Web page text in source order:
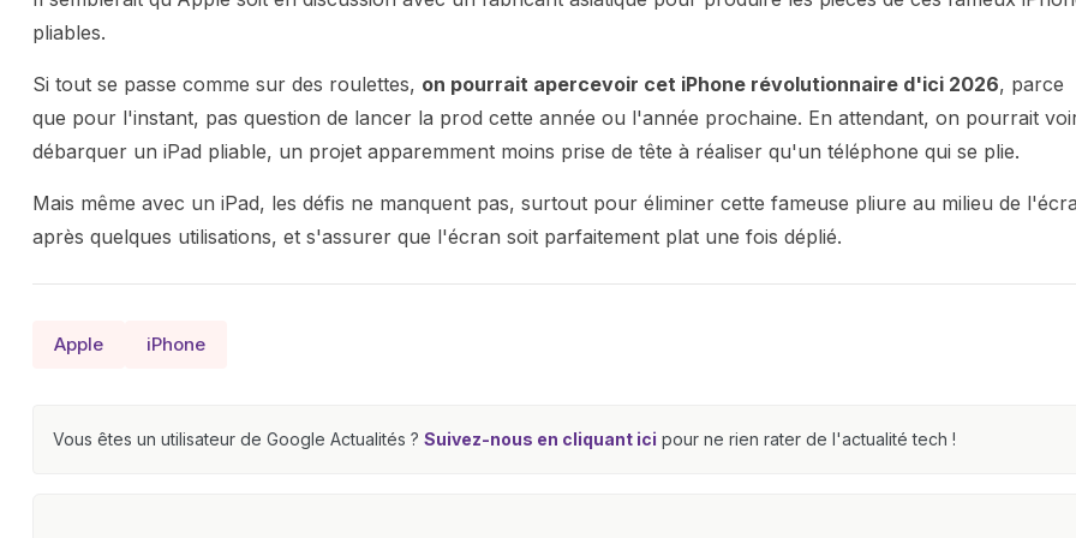
pliables.
Si tout se passe comme sur des roulettes, on pourrait apercevoir cet iPhone révolutionnaire d'ici 2026, parce
que pour l'instant, pas question de lancer la prod cette année ou l'année prochaine. En attendant, on pourrait
débarquer un iPad pliable, un projet apparemment moins prise de tête à réaliser qu'un téléphone qui se plie.
Mais même avec un iPad, les défis ne manquent pas, surtout pour éliminer cette fameuse pliure au milieu de
après quelques utilisations, et s'assurer que l'écran soit parfaitement plat une fois déplié.
Apple iPhone
Vous êtes un utilisateur de Google Actualités ? Suivez-nous en cliquant ici pour ne rien rater de l'actualité tech !